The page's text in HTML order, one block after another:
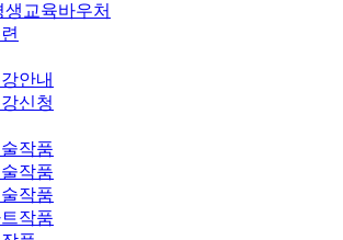
생교육바우처
안내
신청
작품
작품
작품
작품